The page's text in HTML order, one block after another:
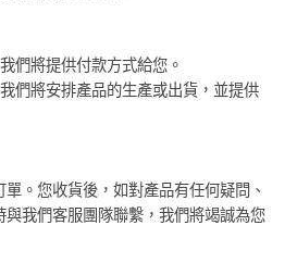
們將提供付款方式給您。
們將安排產品的生產或出貨，並提供
單。您收貨後，如對產品有任何疑問、
我們客服團隊聯繫，我們將竭誠為您